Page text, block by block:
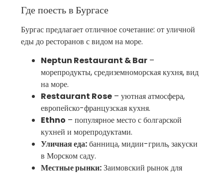
Где поесть в Бургасе
Бургас предлагает отличное сочетание: от уличной
еды до ресторанов с видом на море.
Neptun Restaurant & Bar –
морепродукты, средиземноморская кухня, вид
на море.
Restaurant Rose – уютная атмосфера,
европейско-французская кухня.
Ethno – популярное место с болгарской
кухней и морепродуктами.
Уличная еда:банница, мидии-гриль, закуски
в Морском саду.
Местные рынки:Заимовский рынок для